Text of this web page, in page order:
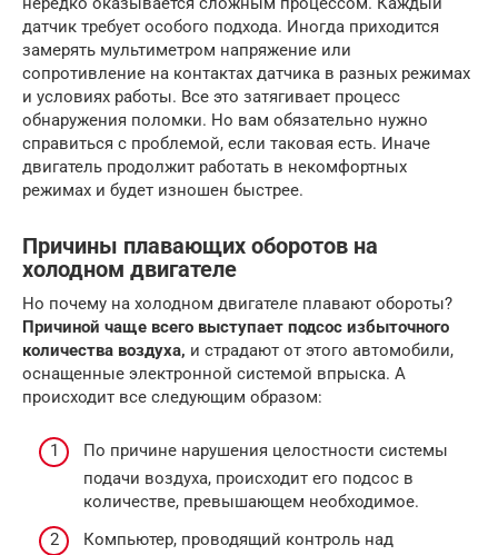
датчик требует особого подхода. Иногда приходится
замерять мультиметром напряжение или
сопротивление на контактах датчика в разных режимах
и условиях работы. Все это затягивает процесс
обнаружения поломки. Но вам обязательно нужно
справиться с проблемой, если таковая есть. Иначе
двигатель продолжит работать в некомфортных
режимах и будет изношен быстрее.
Причины плавающих оборотов на
холодном двигателе
Но почему на холодном двигателе плавают обороты?
Причиной чаще всего выступает подсос избыточного
количества воздуха, и страдают от этого автомобили,
оснащенные электронной системой впрыска. А
происходит все следующим образом:
По причине нарушения целостности системы
подачи воздуха, происходит его подсос в
количестве, превышающем необходимое.
Компьютер, проводящий контроль над